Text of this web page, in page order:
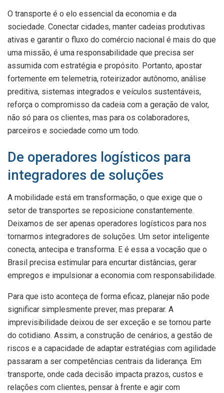
O transporte é o elo essencial da economia e da
sociedade. Conectar cidades, manter cadeias produtivas
ativas e garantir o fluxo do comércio nacional é mais do que
uma missão, é uma responsabilidade que precisa ser
assumida com estratégia e propósito. Portanto, apostar
fortemente em telemetria, roteirizador autônomo, análise
preditiva, sistemas integrados e veículos sustentáveis,
reforça o compromisso da cadeia com a geração de valor,
não só para os clientes, mas para os colaboradores,
parceiros e sociedade como um todo.
De operadores logísticos para
integradores de soluções
A mobilidade está em transformação, o que exige que o
setor de transportes se reposicione constantemente.
Deixamos de ser apenas operadores logísticos para nos
tornarmos integradores de soluções. Um setor inteligente
conecta, antecipa e transforma. E é essa a vocação que o
Brasil precisa estimular para encurtar distâncias, gerar
empregos e impulsionar a economia com responsabilidade.
Para que isto aconteça de forma eficaz, planejar não pode
significar simplesmente prever, mas preparar. A
imprevisibilidade deixou de ser exceção e se tornou parte
do cotidiano. Assim, a construção de cenários, a gestão de
riscos e a capacidade de adaptar estratégias com agilidade
passaram a ser competências centrais da liderança. Em
transporte, onde cada decisão impacta prazos, custos e
relações com clientes, pensar à frente e agir com